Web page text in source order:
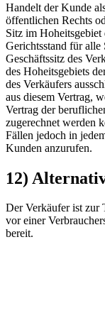
Handelt der Kunde
öffentlichen Rechts
Sitz im
Gerichtsstand für alle
Geschäftssitz des
des Hoheitsgebiets
des Verkäufers
aus diesem Vertrag,
Vertrag der
zugerechnet werden
Fällen jedoch in
Kunden anzurufen.
12)
Der Verkäufer ist zur
vor einer
bereit.